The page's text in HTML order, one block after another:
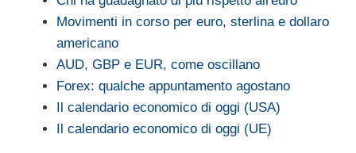
Movimenti in corso per euro, sterlina e dollaro
americano
AUD, GBP e EUR, come oscillano
Forex: qualche appuntamento agostano
Il calendario economico di oggi (USA)
Il calendario economico di oggi (UE)